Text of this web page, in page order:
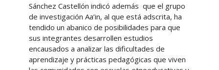
Sánchez Castellón indicó además que el grupo
de investigación Aa’in, al que está adscrita, ha
tendido un abanico de posibilidades para que
sus integrantes desarrollen estudios
encausados a analizar las dificultades de
aprendizaje y prácticas pedagógicas que viven